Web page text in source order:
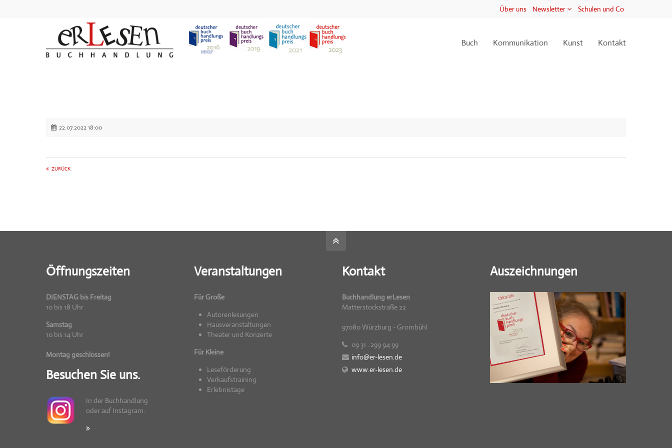
Über uns Newsletter Schulen und Co
Buch Kommunikation Kunst Kontakt
22.07.2022 18:00
ZURÜCK
Öffnungszeiten
DIENSTAG bis Freitag
10 bis 18 Uhr
Samstag
10 bis 14 Uhr
Montag geschlossen!
Besuchen Sie uns.
In der Buchhandlung
oder auf Instagram.
Veranstaltungen
Für Große
Autorenlesungen
Hausveranstaltungen
Theater und Konzerte
Für Kleine
Leseförderung
Verkaufstraining
Erlebnistage
Kontakt
Buchhandlung erLesen
Matterstockstraße 22
97080 Würzburg - Grombühl
09 31 . 299 94 99
info@er-lesen.de
www.er-lesen.de
Auszeichnungen